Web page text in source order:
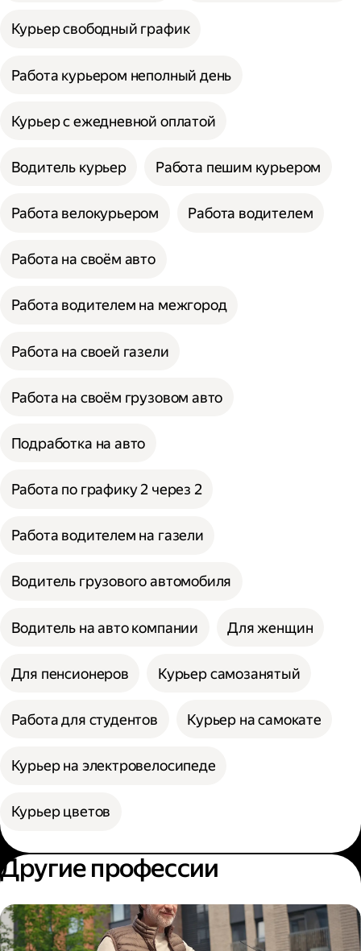
Курьер свободный график
Работа курьером неполный день
Курьер с ежедневной оплатой
Водитель курьер Работа пешим курьером
Работа велокурьером Работа водителем
Работа на своём авто
Работа водителем на межгород
Работа на своей газели
Работа на своём грузовом авто
Подработка на авто
Работа по графику 2 через 2
Работа водителем на газели
Водитель грузового автомобиля
Водитель на авто компании Для женщин
Для пенсионеров Курьер самозанятый
Работа для студентов Курьер на самокате
Курьер на электровелосипеде
Курьер цветов
Другие профессии